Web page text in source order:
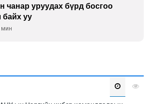
чанар уруудах бүрд босгоо
байх уу
мин